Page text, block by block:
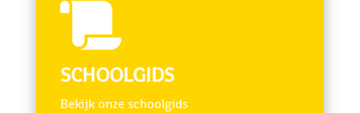

SCHOOLGIDS
Bekijk onze schoolgids